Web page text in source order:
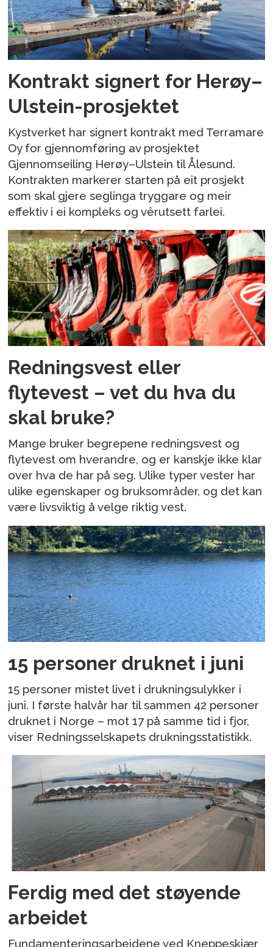
Kontrakt signert for Herøy–
Ulstein-prosjektet
Kystverket har signert kontrakt med Terramare
Oy for gjennomføring av prosjektet
Gjennomseiling Herøy–Ulstein til Ålesund.
Kontrakten markerer starten på eit prosjekt
som skal gjere seglinga tryggare og meir
effektiv i ei kompleks og vêrutsett farlei.
Redningsvest eller
flytevest – vet du hva du
skal bruke?
Mange bruker begrepene redningsvest og
flytevest om hverandre, og er kanskje ikke klar
over hva de har på seg. Ulike typer vester har
ulike egenskaper og bruksområder, og det kan
være livsviktig å velge riktig vest.
15 personer druknet i juni
15 personer mistet livet i drukningsulykker i
juni. I første halvår har til sammen 42 personer
druknet i Norge – mot 17 på samme tid i fjor,
viser Redningsselskapets drukningsstatistikk.
Ferdig med det støyende
arbeidet
Fundamenteringsarbeidene ved Kneppeskjær